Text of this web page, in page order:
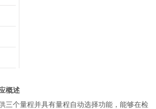
概述
三个量程并具有量程自动选择功能，能够在检